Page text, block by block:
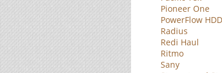
Pioneer One
PowerFlow HDD
Radius
Redi Haul
Ritmo
Sany